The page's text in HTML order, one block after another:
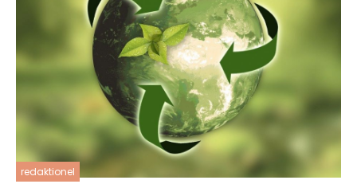
redaktionel